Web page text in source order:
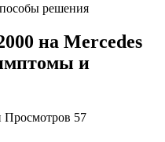
решения
на Mercedes
и
Просмотров 57